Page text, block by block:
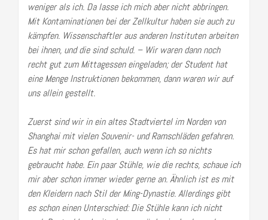
weniger als ich. Da lasse ich mich aber nicht abbringen.
Mit Kontaminationen bei der Zellkultur haben sie auch zu
kämpfen. Wissenschaftler aus anderen Instituten arbeiten
bei ihnen, und die sind schuld. – Wir waren dann noch
recht gut zum Mittagessen eingeladen;der Student hat
eine Menge Instruktionen bekommen, dann waren wir auf
uns allein gestellt.
Zuerst sind wir in ein altes Stadtviertel im Norden von
Shanghai mit vielen Souvenir- und Ramschläden gefahren.
Es hat mir schon gefallen, auch wenn ich so nichts
gebraucht habe. Ein paar Stühle, wie die rechts, schaue ich
mir aber schon immer wieder gerne an.Ähnlich ist es mit
den Kleidern nach Stil der Ming-Dynastie. Allerdings gibt
es schon einen Unterschied: Die Stühle kann ich nicht